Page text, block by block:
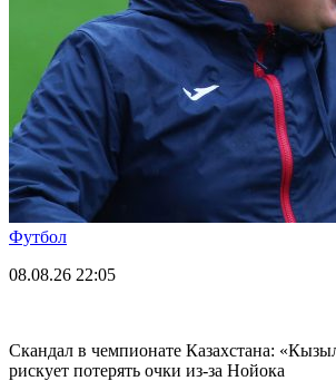
Футбол
08.08.26 22:05
Скандал в чемпионате Казахстана:
рискует потерять очки из-за Нойока